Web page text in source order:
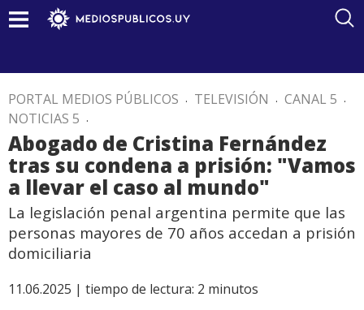
PORTAL MEDIOS PÚBLICOS . TELEVISIÓN . CANAL 5 .
NOTICIAS 5 .
Abogado de Cristina Fernández
tras su condena a prisión: "Vamos
a llevar el caso al mundo"
La legislación penal argentina permite que las
personas mayores de 70 años accedan a prisión
domiciliaria
11.06.2025 | tiempo de lectura: 2 minutos